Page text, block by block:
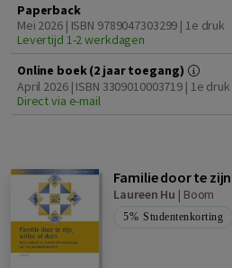
Paperback
Mei 2026 | ISBN 9789047303299 | 1e druk
Levertijd 1-2 werkdagen
Online boek (2 jaar toegang)
April 2026 | ISBN 3309010003719 | 1e druk
Direct via e-mail
Familie door te
Laureen Hu | Boom
5% Studentenkorting